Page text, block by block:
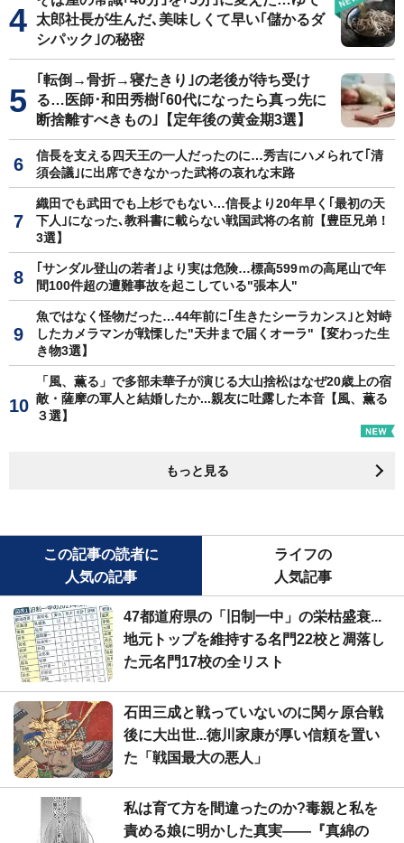
太郎社長が生んだ､美味しくて早い｢儲かるダ
シパック｣の秘密
｢転倒→骨折→寝たきり｣の老後が待ち受け
る…医師･和田秀樹｢60代になったら真っ先に
断捨離すべきもの｣【定年後の黄金期3選】
信長を支える四天王の一人だったのに…秀吉にハメられて｢清
須会議｣に出席できなかった武将の哀れな末路
織田でも武田でも上杉でもない…信長より20年早く｢最初の天
下人｣になった､教科書に載らない戦国武将の名前【豊臣兄弟！
3選】
｢サンダル登山の若者｣より実は危険…標高599ｍの高尾山で年
間100件超の遭難事故を起こしている"張本人"
魚ではなく怪物だった…44年前に｢生きたシーラカンス｣と対峙
したカメラマンが戦慄した"天井まで届くオーラ"【変わった生
き物3選】
「風、薫る」で多部未華子が演じる大山捨松はなぜ20歳上の宿
敵・薩摩の軍人と結婚したか...親友に吐露した本音【風、薫る
３選】
もっと見る
この記事の読者に
人気の記事
ライフの
人気記事
47都道府県の「旧制一中」の栄枯盛衰...
地元トップを維持する名門22校と凋落し
た元名門17校の全リスト
石田三成と戦っていないのに関ヶ原合戦
後に大出世...徳川家康が厚い信頼を置い
た「戦国最大の悪人」
私は育て方を間違ったのか?毒親と私を
責める娘に明かした真実――『真綿の